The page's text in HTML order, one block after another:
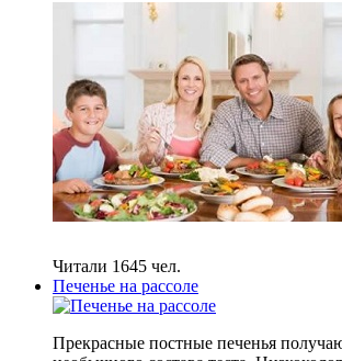
Читали 1645 чел.
Печенье на рассоле
Прекрасные постные печенья